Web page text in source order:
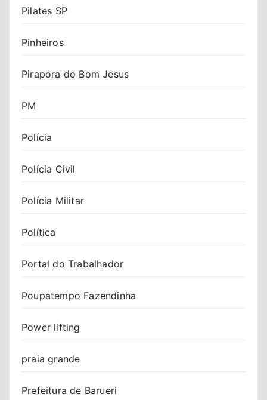
Pilates SP
Pinheiros
Pirapora do Bom Jesus
PM
Polícia
Polícia Civil
Polícia Militar
Política
Portal do Trabalhador
Poupatempo Fazendinha
Power lifting
praia grande
Prefeitura de Barueri